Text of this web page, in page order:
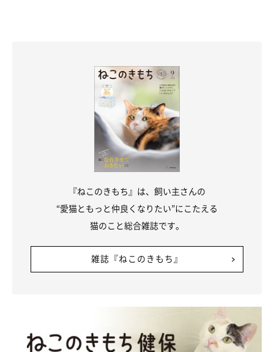
『ねこのきもち』は、飼い主さんの
“愛猫ともっと仲良くなりたい”にこたえる
猫のこと総合雑誌です。
雑誌『ねこのきもち』